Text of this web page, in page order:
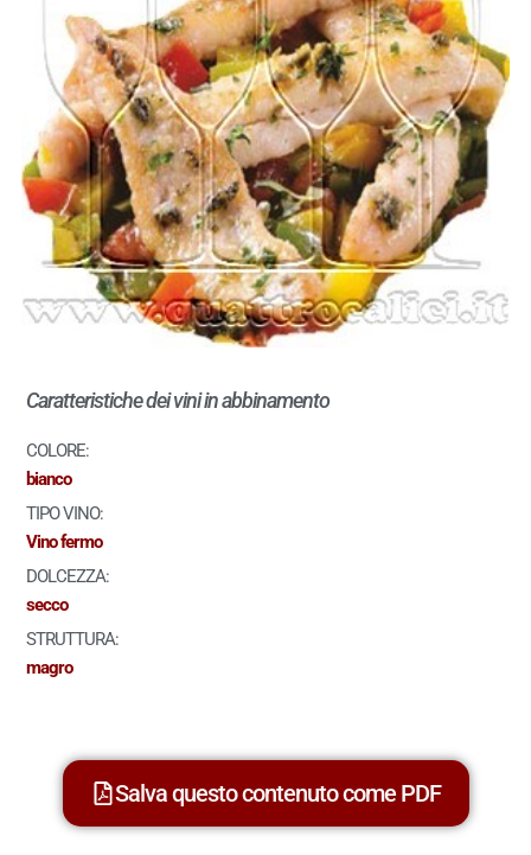
Caratteristiche dei vini in abbinamento
COLORE:
bianco
TIPO VINO:
Vino fermo
DOLCEZZA:
secco
STRUTTURA:
magro
Salva questo contenuto come PDF